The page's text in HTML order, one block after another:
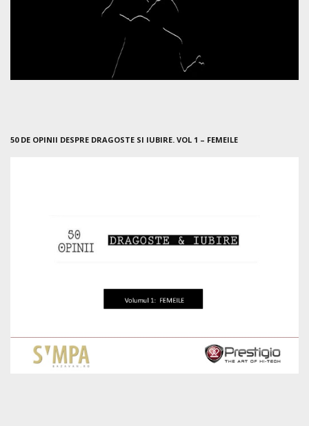
50 DE OPINII DESPRE DRAGOSTE SI IUBIRE. VOL 1 – FEMEILE